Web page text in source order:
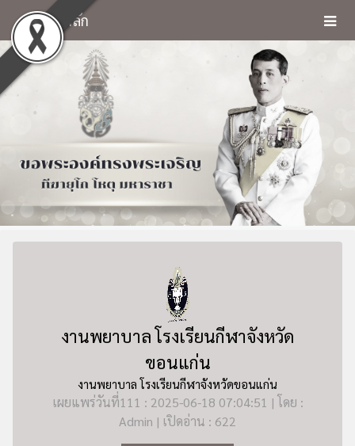
หน้าหลัก
งานพยาบาล โรงเรียนกีฬาจังหวัด
ขอนแก่น
งานพยาบาล โรงเรียนกีฬาจังหวัดขอนแก่น
เผยแพร่วันที่111 : 2025-06-18 07:04:51 | โดย :
Admin | เปิดอ่าน : 622